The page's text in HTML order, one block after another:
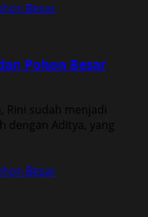
Besar
Pohon Besar
Rini sudah menjadi
dengan Aditya, yang
Besar